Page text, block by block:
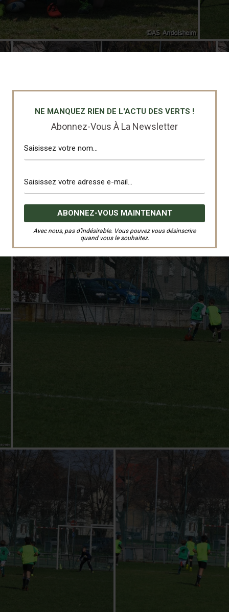
NE MANQUEZ RIEN DE L'ACTU DES VERTS !
Abonnez-Vous À La Newsletter
Avec nous, pas d’indésirable. Vous pouvez vous désinscrire
quand vous le souhaitez.